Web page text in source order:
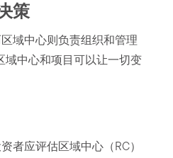
策
域中心则负责组织和管理
域中心和项目可以让一切变
者应评估区域中心（RC）